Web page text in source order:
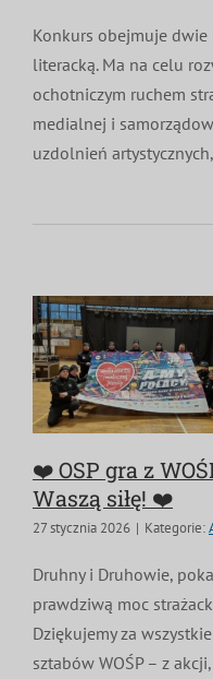
Konkurs obejmuje
literacką. Ma na celu
ochotniczym ruchem
medialnej i
uzdolnień
❤️ OSP gra z
Waszą siłę! ❤️
27 stycznia 2026 | Kategorie:
Druhny i Druhowie,
prawdziwą moc
Dziękujemy za
sztabów WOŚP – z